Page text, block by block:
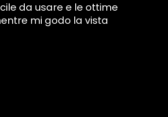
da usare e le ottime
mi godo la vista